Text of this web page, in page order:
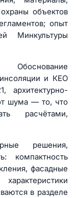
объектов
опыт
Минкультуры
Обоснование
и КЕО
архитектурно-
шума — то, что
расчётами,
решения,
компактность
фасадные
в разделе